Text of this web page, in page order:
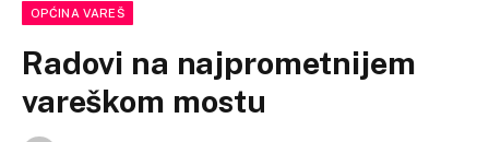
OPĆINA VAREŠ
Radovi na najprometnijem
vareškom mostu